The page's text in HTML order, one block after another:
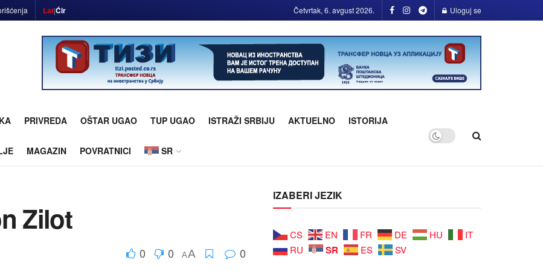
Lat|Ćir Četvrtak, 6. avgust 2026. Uloguj se
PRIVREDA OŠTAR UGAO TUP UGAO ISTRAŽI SRBIJU AKTUELNO ISTORIJA
MAGAZIN POVRATNICI SR
Zilot
0 0 AA 0
IZABERI JEZIK
CS EN FR DE HU
IT
RU
SR ES SV